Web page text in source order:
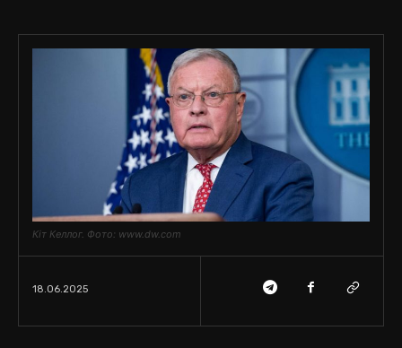
Кіт Келлог. Фото: www.dw.com
18.06.2025